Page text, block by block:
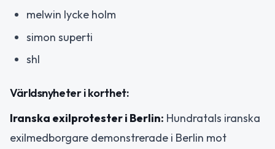
melwin lycke holm
simon superti
shl
Världsnyheter i korthet:
Iranska exilprotester i Berlin: Hundratals iranska
exilmedborgare demonstrerade i Berlin mot